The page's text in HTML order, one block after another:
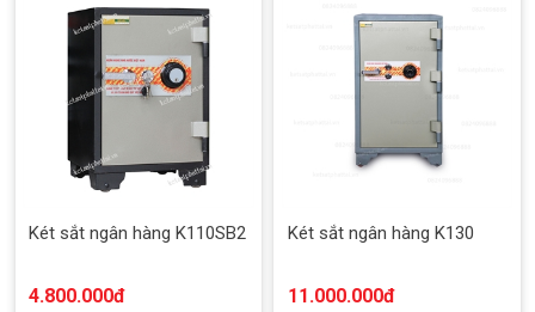
Két sắt ngân hàng K110SB2
4.800.000đ
Két sắt ngân hàng K130
11.000.000đ